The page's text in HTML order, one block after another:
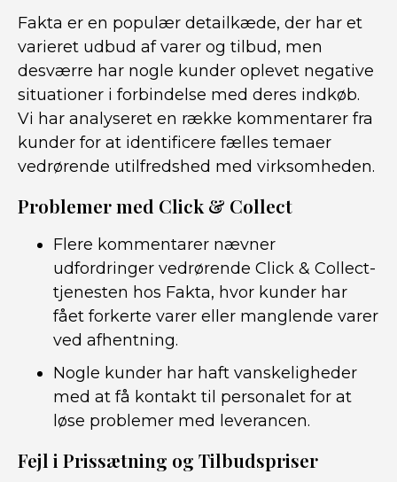
Fakta er en populær detailkæde, der har et
varieret udbud af varer og tilbud, men
desværre har nogle kunder oplevet negative
situationer i forbindelse med deres indkøb.
Vi har analyseret en række kommentarer fra
kunder for at identificere fælles temaer
vedrørende utilfredshed med virksomheden.
Problemer med Click & Collect
Flere kommentarer nævner
udfordringer vedrørende Click & Collect-
tjenesten hos Fakta, hvor kunder har
fået forkerte varer eller manglende varer
ved afhentning.
Nogle kunder har haft vanskeligheder
med at få kontakt til personalet for at
løse problemer med leverancen.
Fejl i Prissætning og Tilbudspriser